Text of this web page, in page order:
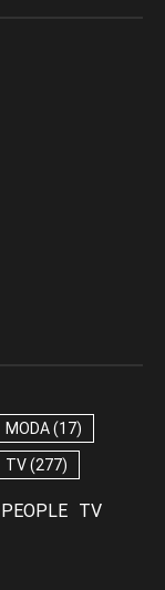
MODA(17)
TV(277)
PEOPLE
TV